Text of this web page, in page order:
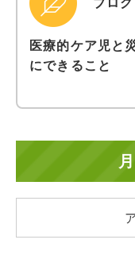
ブログ
医療的ケア児と
にできること